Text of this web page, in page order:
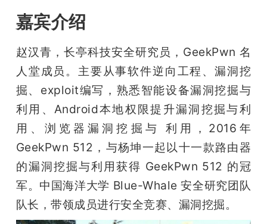
嘉宾介绍
赵汉青，长亭科技安全研究员，GeekPwn 名
人堂成员。主要从事软件逆向工程、漏洞挖
掘、exploit编写，熟悉智能设备漏洞挖掘与
利用、Android本地权限提升漏洞挖掘与利
用、浏览器漏洞挖掘与 利用，2016年
GeekPwn 512，与杨坤一起以十一款路由器
的漏洞挖掘与利用获得 GeekPwn 512 的冠
军。中国海洋大学 Blue-Whale 安全研究团队
队长，带领成员进行安全竞赛、漏洞挖掘。